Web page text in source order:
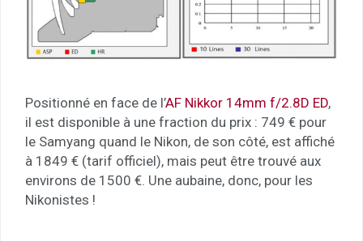
Positionné en face de l’AF Nikkor 14mm f/2.8D ED,
il est disponible à une fraction du prix : 749 € pour
le Samyang quand le Nikon, de son côté, est affiché
à 1849 € (tarif officiel), mais peut être trouvé aux
environs de 1500 €. Une aubaine, donc, pour les
Nikonistes !